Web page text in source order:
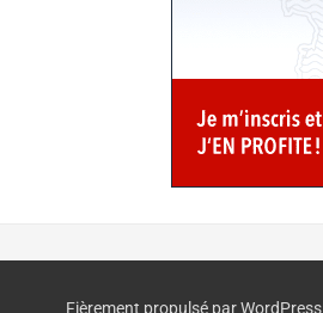
Fièrement propulsé par WordPress